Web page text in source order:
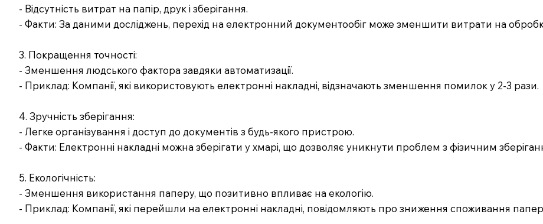
- Відсутність витрат на папір, друк і зберігання.
- Факти: За даними досліджень, перехід на електронний документообіг може зменшити витрати на
3. Покращення точності:
- Зменшення людського фактора завдяки автоматизації.
- Приклад: Компанії, які використовують електронні накладні, відзначають зменшення помилок у 2-3 рази.
4. Зручність зберігання:
- Легке організування і доступ до документів з будь-якого пристрою.
- Факти: Електронні накладні можна зберігати у хмарі, що дозволяє уникнути проблем з фізичним
5. Екологічність:
- Зменшення використання паперу, що позитивно впливає на екологію.
- Приклад: Компанії, які перейшли на електронні накладні, повідомляють про зниження споживання